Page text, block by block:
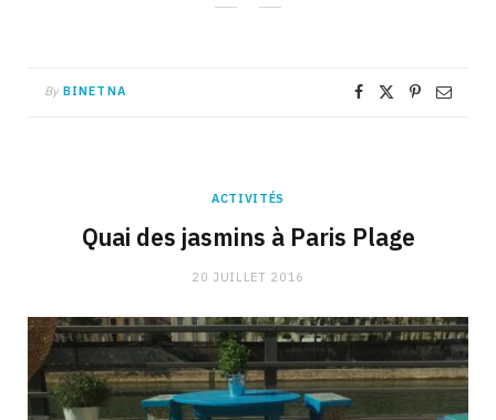
By BINETNA
ACTIVITÉS
Quai des jasmins à Paris Plage
20 JUILLET 2016